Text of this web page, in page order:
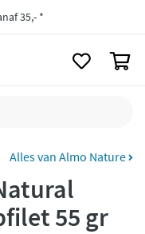
35,- *
Alles van Almo Nature
55 gr